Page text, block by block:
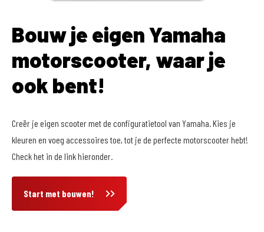
Bouw je eigen Yamaha
motorscooter, waar je
ook bent!
Creër je eigen scooter met de configuratietool van Yamaha. Kies je
kleuren en voeg accessoires toe, tot je de perfecte motorscooter hebt!
Check het in de link hieronder.
Start met bouwen!